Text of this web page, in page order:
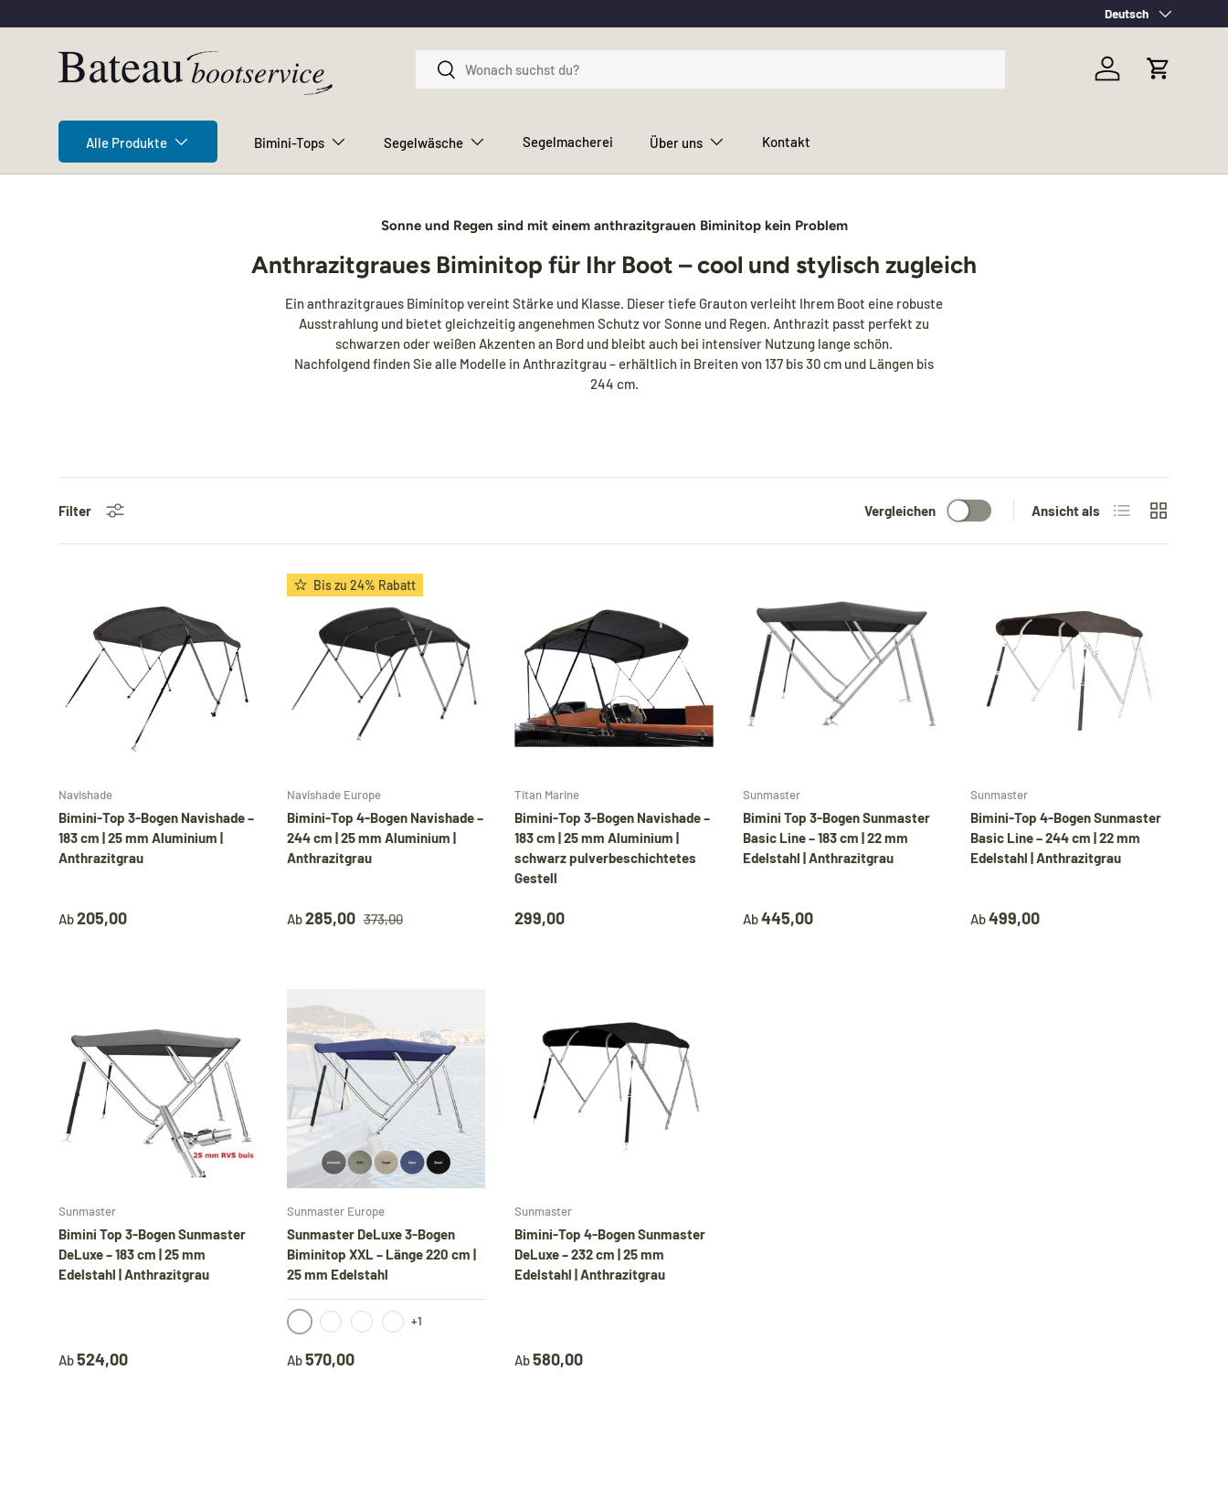
Direkt zum Inhalt
Sprache
Deutsch
Suchen
Suchen
Einloggen
Alle Produkte Bimini-Tops Segelwäsche Segelmacherei Über uns Kontakt
Sonne und Regen sind mit einem anthrazitgrauen Biminitop kein Problem
Anthrazitgraues Biminitop für Ihr Boot – cool und stylisch zugleich
Ein anthrazitgraues Biminitop vereint Stärke und Klasse. Dieser tiefe Grauton verleiht Ihrem Boot eine robuste
Ausstrahlung und bietet gleichzeitig angenehmen Schutz vor Sonne und Regen. Anthrazit passt perfekt zu
schwarzen oder weißen Akzenten an Bord und bleibt auch bei intensiver Nutzung lange schön.
Nachfolgend finden Sie alle Modelle in Anthrazitgrau – erhältlich in Breiten von 137 bis 30 cm und Längen bis
244 cm.
Filter Vergleichen Ansicht als Produktliste
Navishade
Bimini-Top 3-Bogen Navishade –
183 cm | 25 mm Aluminium |
Anthrazitgrau
Ab205,00
Bis zu 24% Rabatt
Navishade Europe
Bimini-Top 4-Bogen Navishade –
244 cm | 25 mm Aluminium |
Anthrazitgrau
Ab285,00 373,00
Optionen auswählen
Titan Marine
Bimini-Top 3-Bogen Navishade –
183 cm | 25 mm Aluminium |
schwarz pulverbeschichtetes
Gestell
299,00
Optionen auswählen
Sunmaster
Bimini Top 3-Bogen Sunmaster
Basic Line – 183 cm | 22 mm
Edelstahl | Anthrazitgrau
Ab445,00
Sunmaster
Bimini-Top 4-Bogen Sunmaster
Basic Line – 244 cm | 22 mm
Edelstahl | Anthrazitgrau
Ab499,00
Sunmaster
Bimini Top 3-Bogen Sunmaster
DeLuxe – 183 cm | 25 mm
Edelstahl | Anthrazitgrau
Ab524,00
Optionen auswählen
Sunmaster Europe
Sunmaster DeLuxe 3-Bogen
Biminitop XXL – Länge 220 cm |
25 mm Edelstahl
Schwarz
+1
Ab570,00
Optionen auswählen
Sunmaster
Bimini-Top 4-Bogen Sunmaster
DeLuxe – 232 cm | 25 mm
Edelstahl | Anthrazitgrau
Ab580,00